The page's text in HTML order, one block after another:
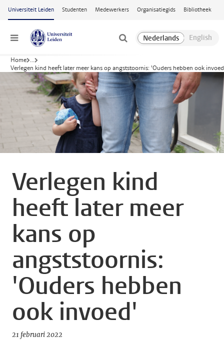
Ga naar hoofdinhoud
Universiteit Leiden Studenten Medewerkers Organisatiegids Bibliotheek
Menu
Home ...
Verlegen kind heeft later meer kans op angststoornis: 'Ouders hebben ook
Verlegen kind
heeft later meer
kans op
angststoornis:
'Ouders hebben
ook invoed'
21 februari 2022